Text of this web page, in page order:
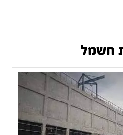
חשמל